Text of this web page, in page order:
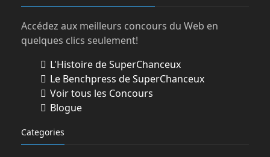
Accédez aux meilleurs concours du Web en
quelques clics seulement!
L'Histoire de SuperChanceux
Le Benchpress de SuperChanceux
Voir tous les Concours
Blogue
Categories